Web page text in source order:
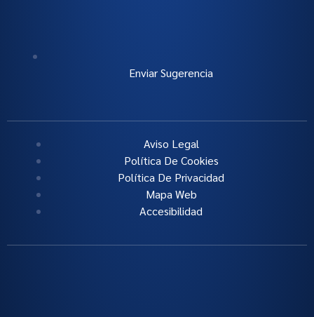
Enviar Sugerencia
Aviso Legal
Política De Cookies
Política De Privacidad
Mapa Web
Accesibilidad